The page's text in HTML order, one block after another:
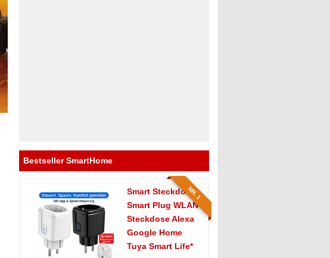
Bestseller SmartHome
NR. 1
Smart Steckdose
Smart Plug WLAN-
Steckdose Alexa
Google Home
Tuya Smart Life*